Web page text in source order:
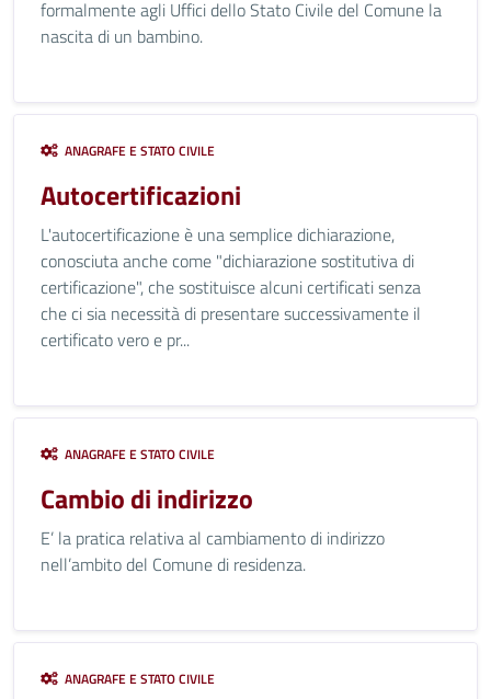
formalmente agli Uffici dello Stato Civile del Comune la
nascita di un bambino.
ANAGRAFE E STATO CIVILE
Autocertificazioni
L'autocertificazione è una semplice dichiarazione,
conosciuta anche come "dichiarazione sostitutiva di
certificazione", che sostituisce alcuni certificati senza
che ci sia necessità di presentare successivamente il
certificato vero e pr...
ANAGRAFE E STATO CIVILE
Cambio di indirizzo
E’ la pratica relativa al cambiamento di indirizzo
nell’ambito del Comune di residenza.
ANAGRAFE E STATO CIVILE